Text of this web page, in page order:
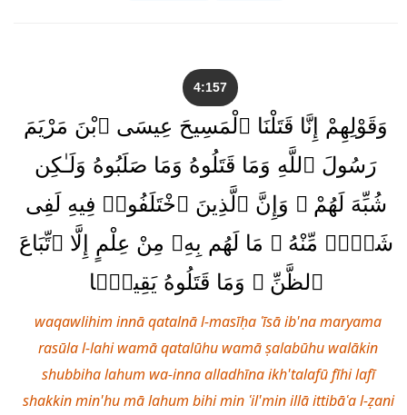
4:157
وَقَوْلِهِمْ إِنَّا قَتَلْنَا ٱلْمَسِيحَ عِيسَى ٱبْنَ مَرْيَمَ
رَسُولَ ٱللَّهِ وَمَا قَتَلُوهُ وَمَا صَلَبُوهُ وَلَـٰكِن
شُبِّهَ لَهُمْ ۚ وَإِنَّ ٱلَّذِينَ ٱخْتَلَفُوا۟ فِيهِ لَفِى
شَكٍّۢ مِّنْهُ ۚ مَا لَهُم بِهِۦ مِنْ عِلْمٍ إِلَّا ٱتِّبَاعَ
ٱلظَّنِّ ۚ وَمَا قَتَلُوهُ يَقِينًۢا
waqawlihim innā qatalnā l-masīḥa ʿīsā ib'na maryama
rasūla l-lahi wamā qatalūhu wamā ṣalabūhu walākin
shubbiha lahum wa-inna alladhīna ikh'talafū fīhi lafī
shakkin min'hu mā lahum bihi min ʿil'min illā ittibāʿa l-ẓani